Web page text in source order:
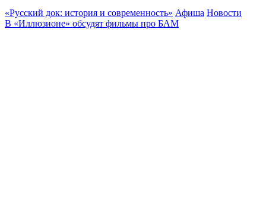
«Русский док: история и современность» Афиша Новости
В «Иллюзионе» обсудят фильмы про БАМ